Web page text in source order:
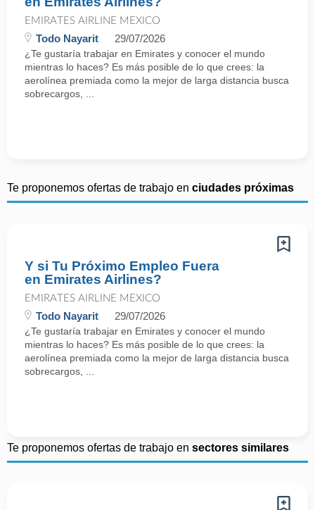
EMIRATES AIRLINE MEXICO
Todo Nayarit 29/07/2026
¿Te gustaría trabajar en Emirates y conocer el mundo
mientras lo haces? Es más posible de lo que crees: la
aerolínea premiada como la mejor de larga distancia busca
sobrecargos, ...
Te proponemos ofertas de trabajo en ciudades próximas
Y si Tu Próximo Empleo Fuera
en Emirates Airlines?
EMIRATES AIRLINE MEXICO
Todo Nayarit 29/07/2026
¿Te gustaría trabajar en Emirates y conocer el mundo
mientras lo haces? Es más posible de lo que crees: la
aerolínea premiada como la mejor de larga distancia busca
sobrecargos, ...
Te proponemos ofertas de trabajo en sectores similares